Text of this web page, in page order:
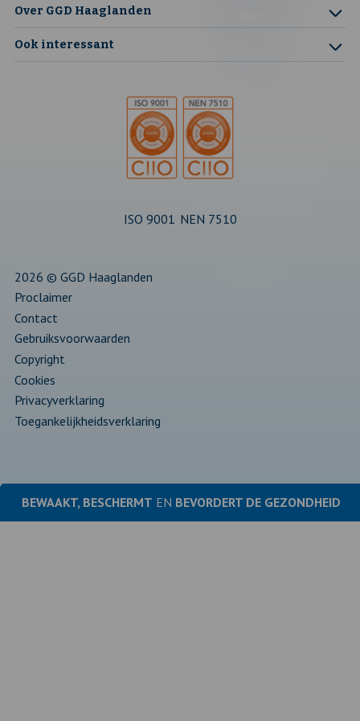
een
nieuw
tabblad
een
nieuw
tabblad
een
nieuw
tabblad
een
nieuw
een
nieuw
Over GGD Haaglanden
Ook interessant
ISO 9001 NEN 7510
2026 © GGD Haaglanden
Proclaimer
Contact
Gebruiksvoorwaarden
Copyright
Cookies
Privacyverklaring
Toegankelijkheidsverklaring
BEWAAKT, BESCHERMT EN BEVORDERT DE GEZONDHEID